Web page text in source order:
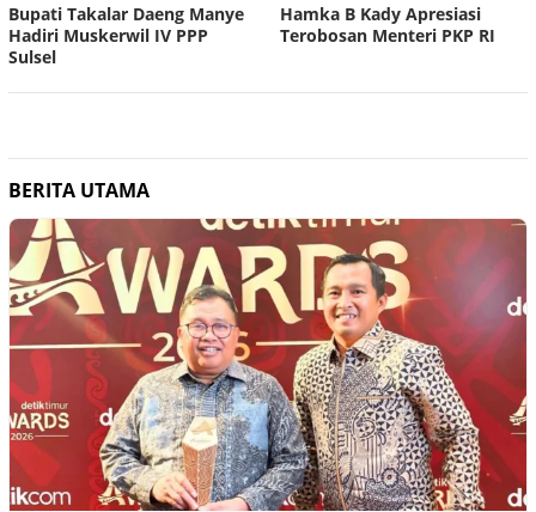
Bupati Takalar Daeng Manye
Hadiri Muskerwil IV PPP
Sulsel
Hamka B Kady Apresiasi
Terobosan Menteri PKP RI
BERITA UTAMA